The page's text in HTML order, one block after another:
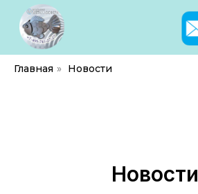
Главная » Новости
Новости